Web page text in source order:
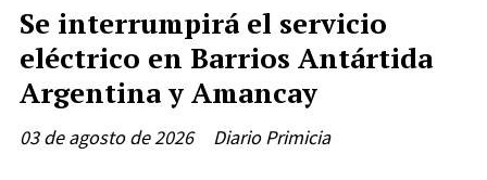
Se interrumpirá el servicio
eléctrico en Barrios Antártida
Argentina y Amancay
Diario Primicia
03 de agosto de 2026